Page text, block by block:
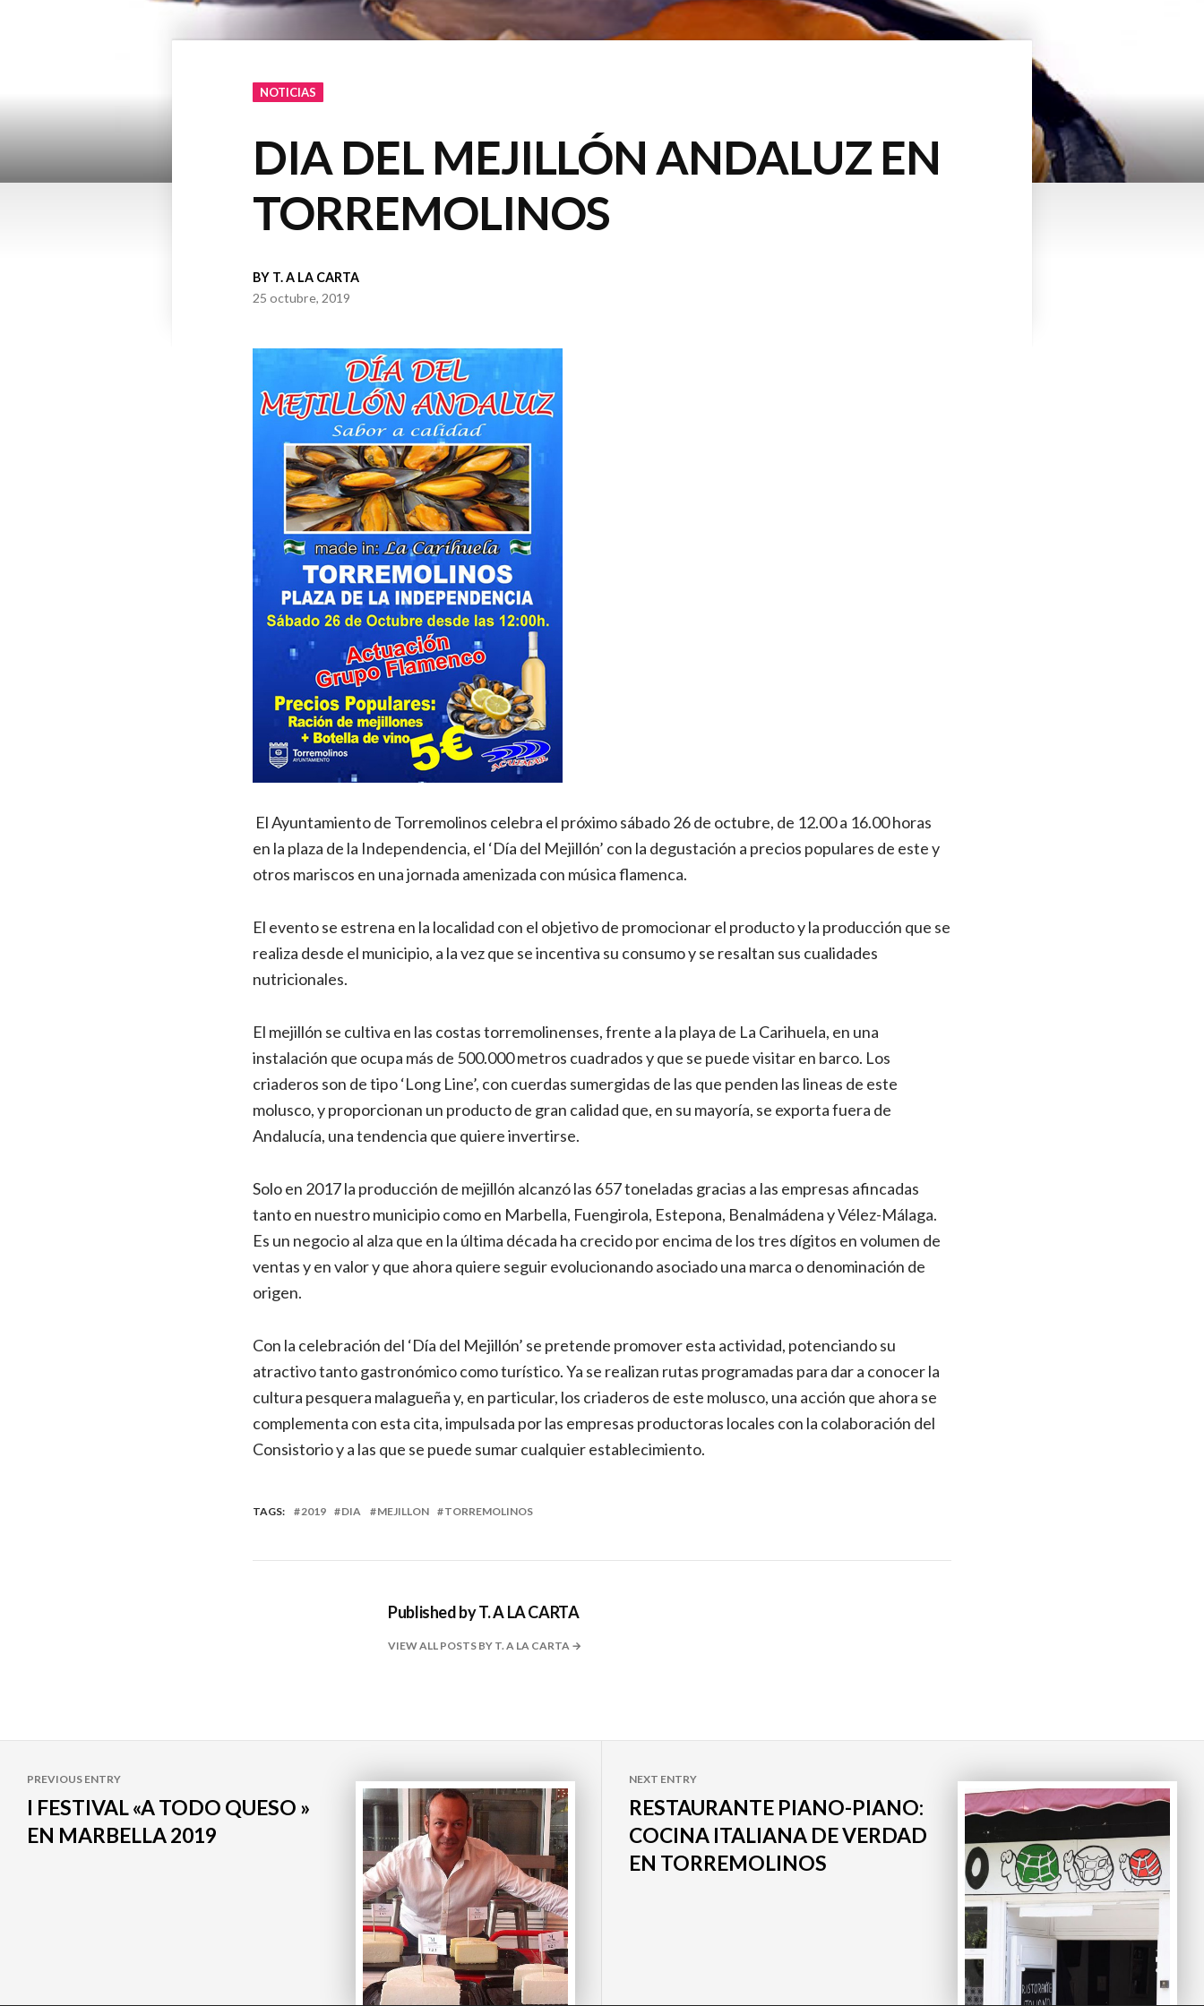
NOTICIAS
DIA DEL MEJILLÓN ANDALUZ EN
TORREMOLINOS
BY T. A LA CARTA
25 octubre, 2019
El Ayuntamiento de Torremolinos celebra el próximo sábado 26 de octubre, de 12.00 a 16.00 horas
en la plaza de la Independencia, el ‘Día del Mejillón’ con la degustación a precios populares de este y
otros mariscos en una jornada amenizada con música flamenca.
El evento se estrena en la localidad con el objetivo de promocionar el producto y la producción que se
realiza desde el municipio, a la vez que se incentiva su consumo y se resaltan sus cualidades
nutricionales.
El mejillón se cultiva en las costas torremolinenses, frente a la playa de La Carihuela, en una
instalación que ocupa más de 500.000 metros cuadrados y que se puede visitar en barco. Los
criaderos son de tipo ‘Long Line’, con cuerdas sumergidas de las que penden las lineas de este
molusco, y proporcionan un producto de gran calidad que, en su mayoría, se exporta fuera de
Andalucía, una tendencia que quiere invertirse.
Solo en 2017 la producción de mejillón alcanzó las 657 toneladas gracias a las empresas afincadas
tanto en nuestro municipio como en Marbella, Fuengirola, Estepona, Benalmádena y Vélez-Málaga.
Es un negocio al alza que en la última década ha crecido por encima de los tres dígitos en volumen de
ventas y en valor y que ahora quiere seguir evolucionando asociado una marca o denominación de
origen.
Con la celebración del ‘Día del Mejillón’ se pretende promover esta actividad, potenciando su
atractivo tanto gastronómico como turístico. Ya se realizan rutas programadas para dar a conocer la
cultura pesquera malagueña y, en particular, los criaderos de este molusco, una acción que ahora se
complementa con esta cita, impulsada por las empresas productoras locales con la colaboración del
Consistorio y a las que se puede sumar cualquier establecimiento.
TAGS: 2019 DIA MEJILLON TORREMOLINOS
Published byT. A LA CARTA
VIEW ALL POSTS BY T. A LA CARTA
de
entradas
PREVIOUS ENTRY
I FESTIVAL «A TODO QUESO »
EN MARBELLA 2019
NEXT ENTRY
RESTAURANTE PIANO-PIANO:
COCINA ITALIANA DE VERDAD
EN TORREMOLINOS